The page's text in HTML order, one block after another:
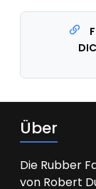
Über
Die Rubber
von Robert